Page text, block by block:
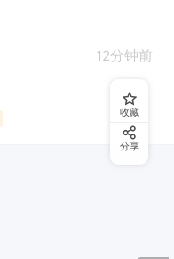
12分钟前
收藏
分享